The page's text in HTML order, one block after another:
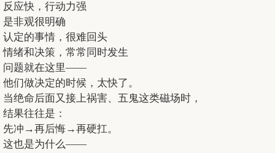
反应快，行动力强
是非观很明确
认定的事情，很难回头
情绪和决策，常常同时发生
问题就在这里——
他们做决定的时候，太快了。
当绝命后面又接上祸害、五鬼这类磁场时，
结果往往是：
先冲→再后悔→再硬扛。
这也是为什么——